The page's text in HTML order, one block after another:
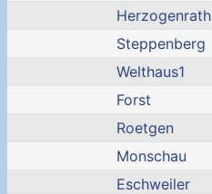
Herzogenrath
Steppenberg
Welthaus1
Forst
Roetgen
Monschau
Eschweiler